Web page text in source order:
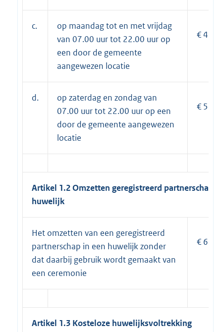
c.
op maandag tot en met vrijdag
van 07.00 uur tot 22.00 uur op
een door de gemeente
aangewezen locatie
€
d.
op zaterdag en zondag van
07.00 uur tot 22.00 uur op een
door de gemeente aangewezen
locatie
€
Artikel 1.2 Omzetten geregistreerd partnerschap
huwelijk
Het omzetten van een geregistreerd
partnerschap in een huwelijk zonder
dat daarbij gebruik wordt gemaakt van
een ceremonie
€
Artikel 1.3 Kosteloze huwelijksvoltrekking